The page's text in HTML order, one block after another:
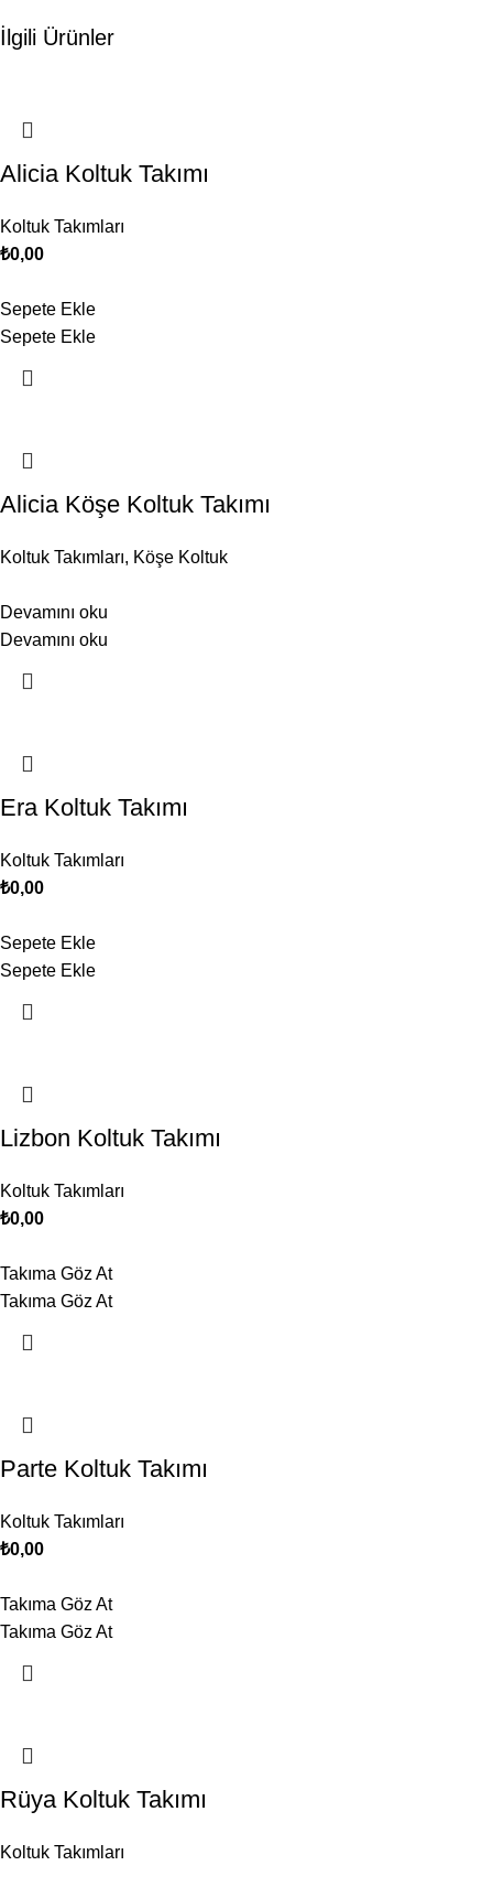
İlgili Ürünler
Alicia Koltuk Takımı
Koltuk Takımları
₺0,00
Sepete Ekle
Sepete Ekle
Alicia Köşe Koltuk Takımı
Koltuk Takımları, Köşe Koltuk
Devamını oku
Devamını oku
Era Koltuk Takımı
Koltuk Takımları
₺0,00
Sepete Ekle
Sepete Ekle
Lizbon Koltuk Takımı
Koltuk Takımları
₺0,00
Takıma Göz At
Takıma Göz At
Parte Koltuk Takımı
Koltuk Takımları
₺0,00
Takıma Göz At
Takıma Göz At
Rüya Koltuk Takımı
Koltuk Takımları